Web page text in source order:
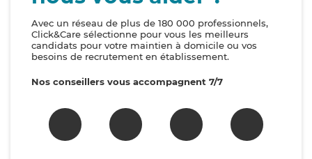
Avec un réseau de plus de 180 000 professionnels,
Click&Care sélectionne pour vous les meilleurs
candidats pour votre maintien à domicile ou vos
besoins de recrutement en établissement.
Nos conseillers vous accompagnent 7/7